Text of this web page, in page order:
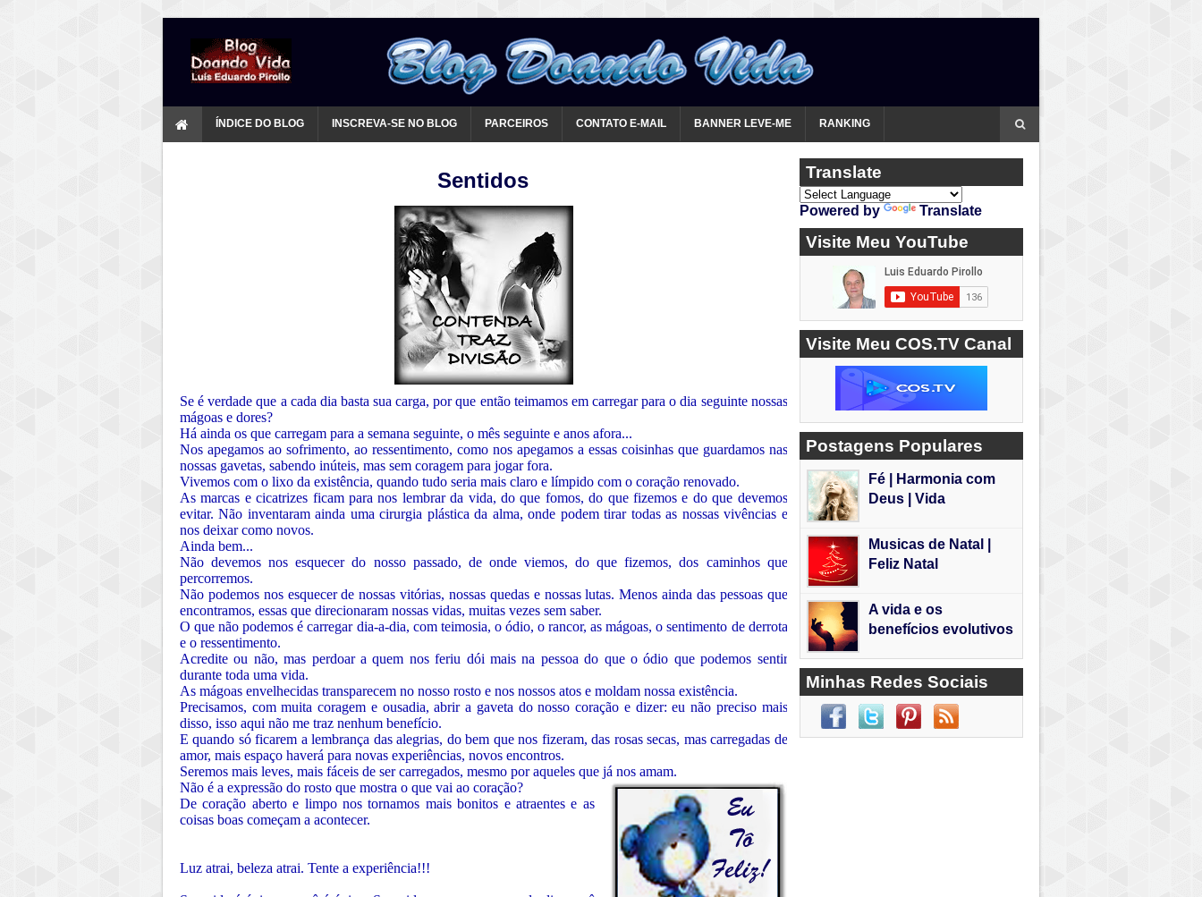
ÍNDICE DO BLOG INSCREVA-SE NO BLOG PARCEIROS CONTATO E-MAIL BANNER LEVE-ME RANKING
Sentidos
Se é verdade que a cada dia basta sua carga, por que então teimamos em carregar para o dia seguinte nossas
mágoas e dores?
Há ainda os que carregam para a semana seguinte, o mês seguinte e anos afora...
Nos apegamos ao sofrimento, ao ressentimento, como nos apegamos a essas coisinhas que guardamos nas
nossas gavetas, sabendo inúteis, mas sem coragem para jogar fora.
Vivemos com o lixo da existência, quando tudo seria mais claro e límpido com o coração renovado.
As marcas e cicatrizes ficam para nos lembrar da vida, do que fomos, do que fizemos e do que devemos
evitar. Não inventaram ainda uma cirurgia plástica da alma, onde podem tirar todas as nossas vivências e
nos deixar como novos.
Ainda bem...
Não devemos nos esquecer do nosso passado, de onde viemos, do que fizemos, dos caminhos que
percorremos.
Não podemos nos esquecer de nossas vitórias, nossas quedas e nossas lutas. Menos ainda das pessoas que
encontramos, essas que direcionaram nossas vidas, muitas vezes sem saber.
O que não podemos é carregar dia-a-dia, com teimosia, o ódio, o rancor, as mágoas, o sentimento de derrota
e o ressentimento.
Acredite ou não, mas perdoar a quem nos feriu dói mais na pessoa do que o ódio que podemos sentir
durante toda uma vida.
As mágoas envelhecidas transparecem no nosso rosto e nos nossos atos e moldam nossa existência.
Precisamos, com muita coragem e ousadia, abrir a gaveta do nosso coração e dizer: eu não preciso mais
disso, isso aqui não me traz nenhum benefício.
E quando só ficarem a lembrança das alegrias, do bem que nos fizeram, das rosas secas, mas carregadas de
amor, mais espaço haverá para novas experiências, novos encontros.
Seremos mais leves, mais fáceis de ser carregados, mesmo por aqueles que já nos amam.
Não é a expressão do rosto que mostra o que vai ao coração?
De coração aberto e limpo nos tornamos mais bonitos e atraentes e as
coisas boas começam a acontecer.
Luz atrai, beleza atrai. Tente a experiência!!!
Translate
Powered by Translate
Visite Meu YouTube
Visite Meu COS.TV Canal
Postagens Populares
Fé | Harmonia com
Deus | Vida
Musicas de Natal |
Feliz Natal
A vida e os
benefícios evolutivos
Minhas Redes Sociais